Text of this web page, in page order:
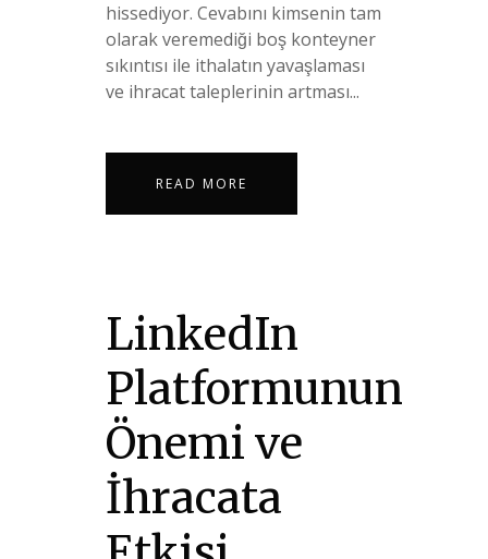
hissediyor. Cevabını kimsenin tam
olarak veremediği boş konteyner
sıkıntısı ile ithalatın yavaşlaması
ve ihracat taleplerinin artması...
READ MORE
LinkedIn
Platformunun
Önemi ve
İhracata